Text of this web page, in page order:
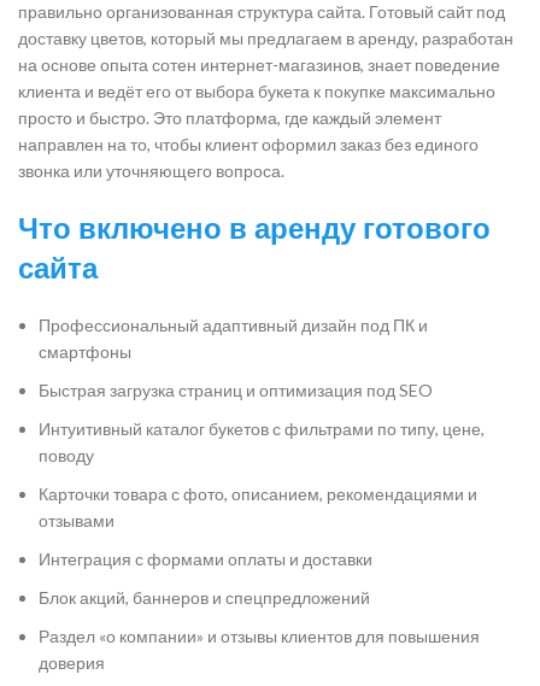
правильно организованная структура сайта. Готовый сайт под
доставку цветов, который мы предлагаем в аренду, разработан
на основе опыта сотен интернет-магазинов, знает поведение
клиента и ведёт его от выбора букета к покупке максимально
просто и быстро. Это платформа, где каждый элемент
направлен на то, чтобы клиент оформил заказ без единого
звонка или уточняющего вопроса.
Что включено в аренду готового
сайта
Профессиональный адаптивный дизайн под ПК и
смартфоны
Быстрая загрузка страниц и оптимизация под SEO
Интуитивный каталог букетов с фильтрами по типу, цене,
поводу
Карточки товара с фото, описанием, рекомендациями и
отзывами
Интеграция с формами оплаты и доставки
Блок акций, баннеров и спецпредложений
Раздел «о компании» и отзывы клиентов для повышения
доверия